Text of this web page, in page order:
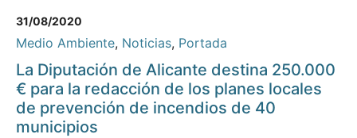
31/08/2020
Medio Ambiente, Noticias, Portada
La Diputación de Alicante destina 250.000
€ para la redacción de los planes locales
de prevención de incendios de 40
municipios